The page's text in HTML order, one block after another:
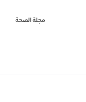
مجلة الصحة